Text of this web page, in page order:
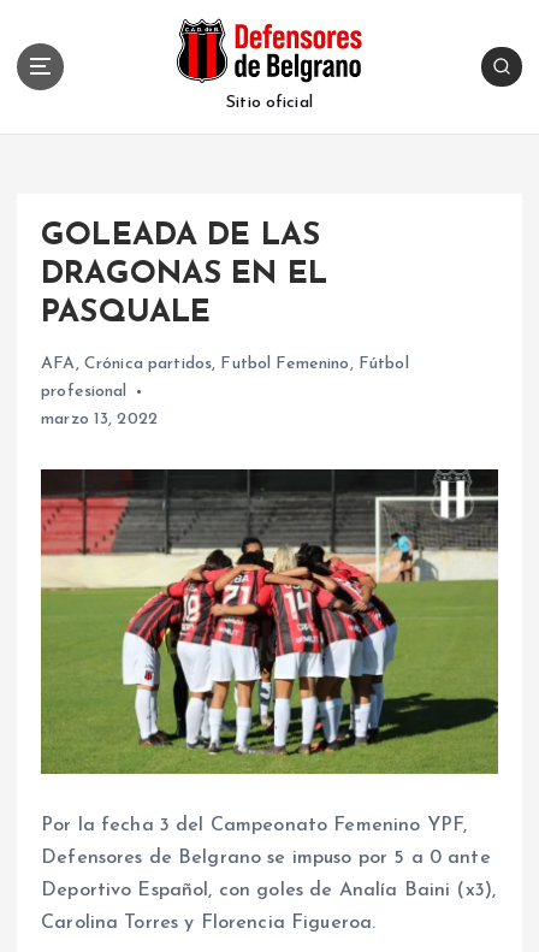
Sitio oficial
GOLEADA DE LAS
DRAGONAS EN EL
PASQUALE
AFA, Crónica partidos, Futbol Femenino, Fútbol
profesional
marzo 13, 2022
Por la fecha 3 del Campeonato Femenino YPF,
Defensores de Belgrano se impuso por 5 a 0 ante
Deportivo Español, con goles de Analía Baini (x3),
Carolina Torres y Florencia Figueroa.